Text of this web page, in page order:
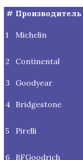
# Производитель
1 Michelin
2
Continental
3
Goodyear
4 Bridgestone
5 Pirelli
6
BFGoodrich